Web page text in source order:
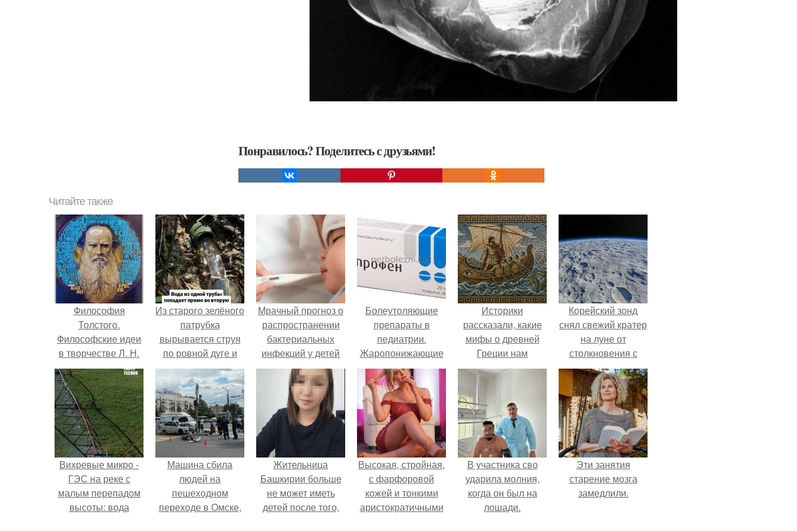
Понравилось? Поделитесь с друзьями!
Читайте также
Философия
Толстого.
Философские идеи
в творчестве Л. Н.
Толстого.
Из старого зелёного
патрубка
вырывается струя
по ровной дуге и
точно попадает в
отверстие нижней
трубы.
Мрачный прогноз о
распространении
бактериальных
инфекций у детей
вышел.
Болеутоляющие
препараты в
педиатрии.
Жаропонижающие
и анальгетические
средства в
педиатрии
Историки
рассказали, какие
мифы о древней
Греции нам
навязало кино.
Корейский зонд
снял свежий кратер
на луне от
столкновения с
обломком Falcon 9.
Вихревые микро -
ГЭС на реке с
малым перепадом
высоты: вода
Машина сбила
людей на
пешеходном
переходе в Омске,
Жительница
Башкирии больше
не может иметь
детей после того,
Высокая, стройная,
с фарфоровой
кожей и тонкими
аристократичными
В участника сво
ударила молния,
когда он был на
лошади.
Эти занятия
старение мозга
замедлили.